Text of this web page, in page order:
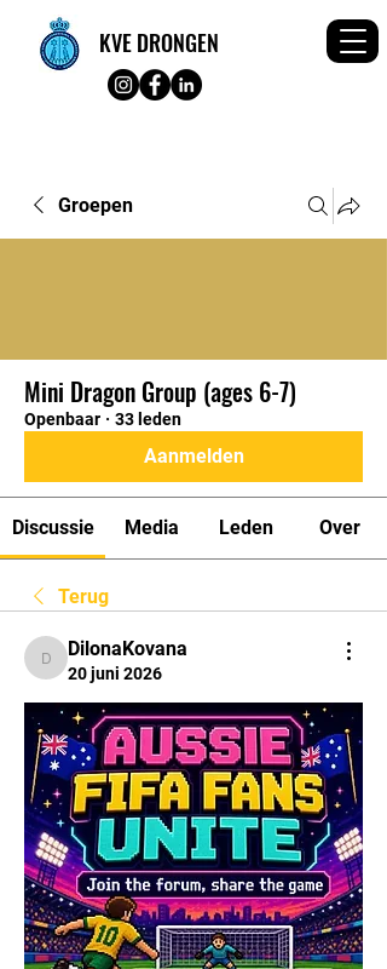
KVE DRONGEN
Groepen
Mini Dragon Group (ages 6-7)
Openbaar · 33 leden
Aanmelden
Discussie Media Leden Over
Terug
DilonaKovana
DilonaKovana
20 juni 2026